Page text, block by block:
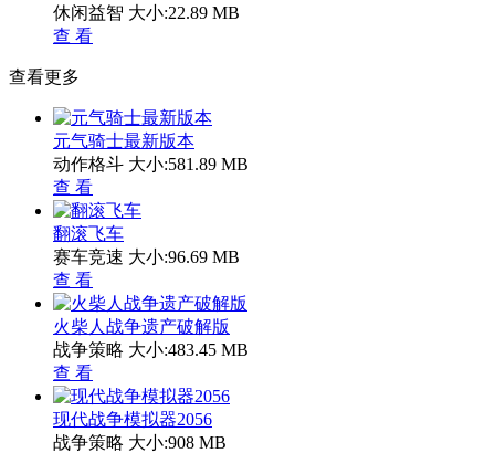
休闲益智 大小:22.89 MB
查 看
查看更多
元气骑士最新版本
动作格斗 大小:581.89 MB
查 看
翻滚飞车
赛车竞速 大小:96.69 MB
查 看
火柴人战争遗产破解版
战争策略 大小:483.45 MB
查 看
现代战争模拟器2056
战争策略 大小:908 MB